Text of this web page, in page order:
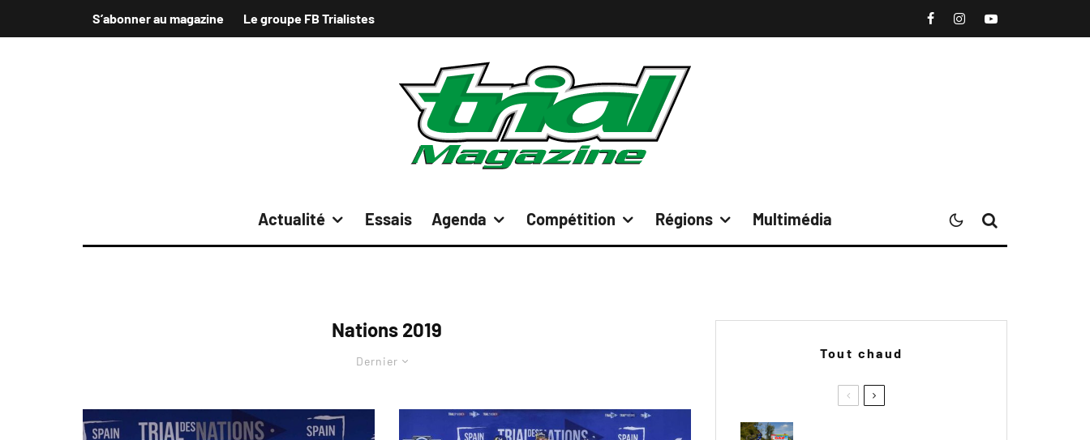
S’abonner au magazine Le groupe FB Trialistes
Actualité Essais Agenda Compétition Régions Multimédia
Nations 2019
Dernier
Tout chaud